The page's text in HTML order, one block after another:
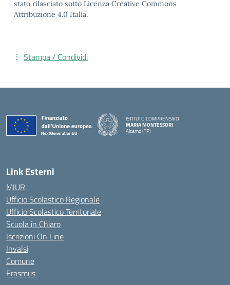
stato rilasciato sotto Licenza Creative Commons
Attribuzione 4.0 Italia.
Stampa / Condividi
ISTITUTO COMPRENSIVO
MARIA MONTESSORI
Alcamo (TP)
Link Esterni
MIUR
Ufficio Scolastico Regionale
Ufficio Scolastico Territoriale
Scuola in Chiaro
Iscrizioni On Line
Invalsi
Comune
Erasmus